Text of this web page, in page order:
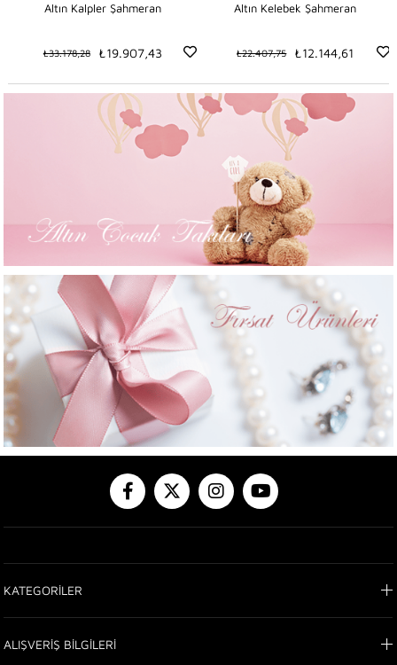
Altın Kalpler Şahmeran
₺19.907,43
₺33.178,28
Altın Kelebek Şahmeran
₺12.144,61
₺22.407,75
KATEGORİLER
ALIŞVERİŞ BİLGİLERİ